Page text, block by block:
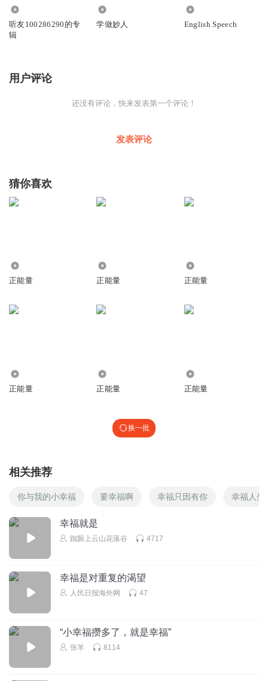
听友100286290的专
辑
学做妙人 English Speech
用户评论
还没有评论，快来发表第一个评论！
发表评论
猜你喜欢
正能量 正能量 正能量
正能量 正能量 正能量
换一批
相关推荐
你与我的小幸福 要幸福啊 幸福只因有你 幸福人生
幸福就是
踟蹰上云山花落谷 4717
幸福是对重复的渴望
人民日报海外网 47
“小幸福攒多了，就是幸福”
张羊 8114